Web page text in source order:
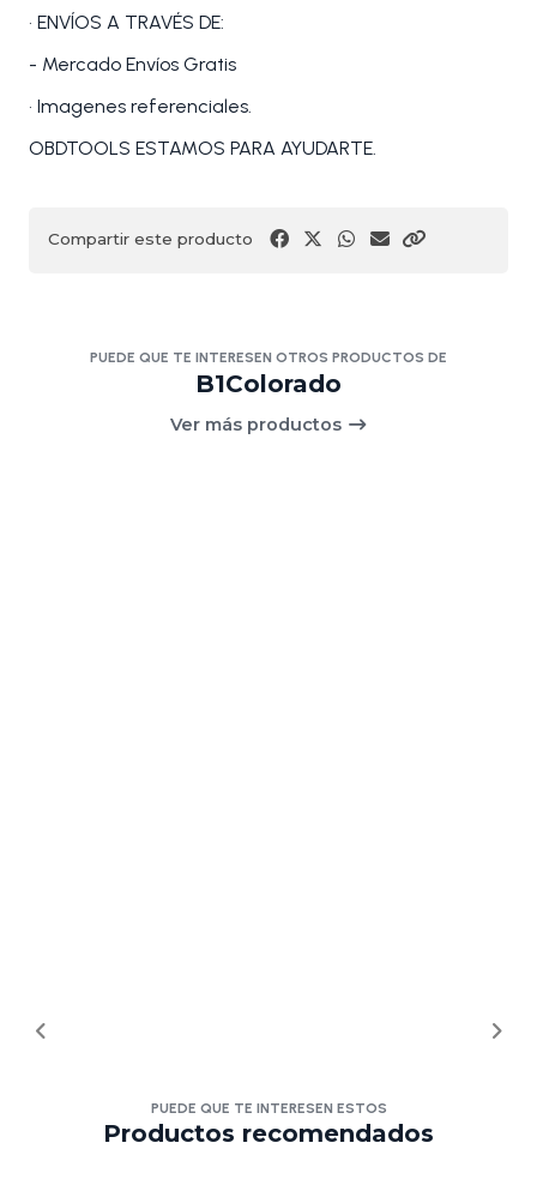
• ENVÍOS A TRAVÉS DE:
- Mercado Envíos Gratis
• Imagenes referenciales.
OBDTOOLS ESTAMOS PARA AYUDARTE.
Compartir este producto
PUEDE QUE TE INTERESEN OTROS PRODUCTOS DE
B1Colorado
Ver más productos
PUEDE QUE TE INTERESEN ESTOS
Productos recomendados